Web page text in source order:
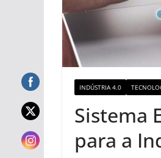
INDÚSTRIA 4.0
Sistema
para a